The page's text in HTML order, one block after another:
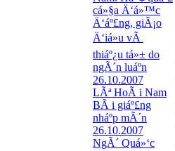
cá»§a Ä‘á»™c
Ä‘áº£ng, giÃ¡o
Ä‘iá»u vÃ
thiáº¿u tá»± do
ngÃ´n luáº­n
26.10.2007
LÃª HoÃ i Nam
BÃ i giáº£ng
nháº­p mÃ´n
26.10.2007
NgÃ´ Quá»‘c